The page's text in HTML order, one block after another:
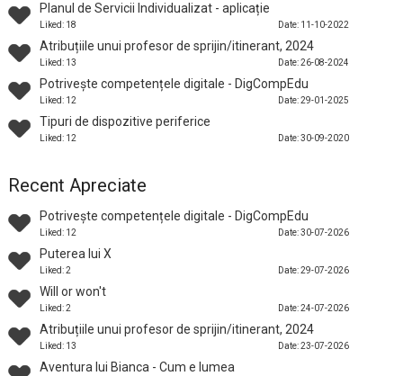
Planul de Servicii Individualizat - aplicație
Liked: 18 Date: 11-10-2022
Atribuțiile unui profesor de sprijin/itinerant, 2024
Liked: 13 Date: 26-08-2024
Potrivește competențele digitale - DigCompEdu
Liked: 12 Date: 29-01-2025
Tipuri de dispozitive periferice
Liked: 12 Date: 30-09-2020
Recent Apreciate
Potrivește competențele digitale - DigCompEdu
Liked: 12 Date: 30-07-2026
Puterea lui X
Liked: 2 Date: 29-07-2026
Will or won't
Liked: 2 Date: 24-07-2026
Atribuțiile unui profesor de sprijin/itinerant, 2024
Liked: 13 Date: 23-07-2026
Aventura lui Bianca - Cum e lumea